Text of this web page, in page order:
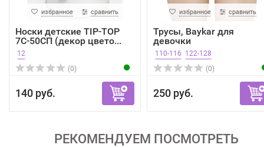
избранное сравнить
Носки детские TIP-TOP
7С-50СП (декор цвето...
12
(0)
140 руб.
избранное сравнить
Трусы, Baykar для
девочки
110-116 122-128
(0)
250 руб.
РЕКОМЕНДУЕМ ПОСМОТРЕТЬ